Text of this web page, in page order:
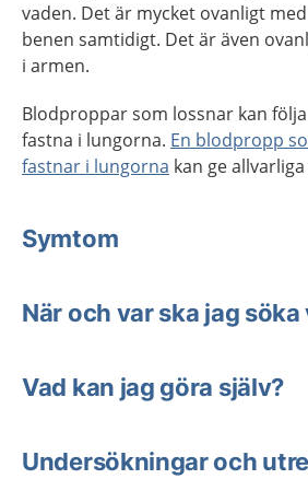
vaden. Det är mycket ovanligt
benen samtidigt. Det är även
i armen.
Blodproppar som lossnar kan
fastna i lungorna. En blodpropp
fastnar i lungorna kan ge
Symtom
När och var ska jag söka
Vad kan jag göra själv?
Undersökningar och